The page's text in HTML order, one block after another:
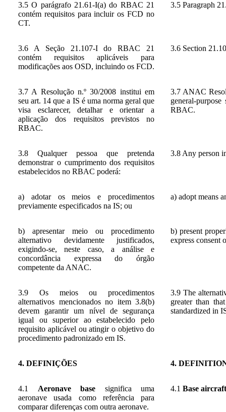
3.5 O parágrafo 21.61-I(a) do RBAC 21
contém requisitos para incluir os FCD no
CT.
3.5 Paragraph
3.6 A Seção 21.107-I do RBAC 21
contém requisitos aplicáveis ​​para
modificações aos OSD, incluindo os FCD.
3.6 Section
3.7 A Resolução n.º 30/2008 institui em
seu art. 14 que a IS é uma norma geral que
visa esclarecer, detalhar e orientar a
aplicação dos requisitos previstos no
RBAC.
3.7 ANAC
general-
RBAC.
3.8 Qualquer pessoa que pretenda
demonstrar o cumprimento dos requisitos
estabelecidos no RBAC poderá:
3.8 Any person
a) adotar os meios e procedimentos
previamente especificados na IS; ou
a) adopt means
b) apresentar meio ou procedimento
alternativo devidamente justificados,
exigindo-se, neste caso, a análise e
concordância expressa do órgão
competente da ANAC.
b) present
express consent
3.9 Os meios ou procedimentos
alternativos mencionados no item 3.8(b)
devem garantir um nível de segurança
igual ou superior ao estabelecido pelo
requisito aplicável ou atingir o objetivo do
procedimento padronizado em IS.
3.9 The
greater than
standardized in
4. DEFINIÇÕES 4.
4.1 Aeronave base significa uma
aeronave usada como referência para
comparar diferenças com outra aeronave.
4.1 Base aircraft